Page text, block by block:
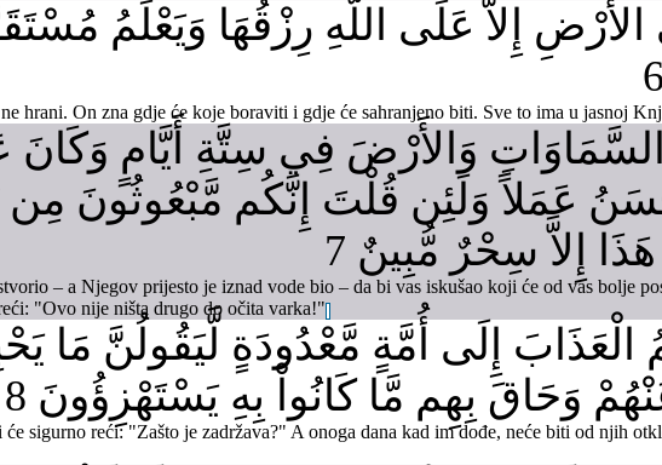
إِلاَّ عَلَى اللّهِ رِزْقُهَا وَيَعْلَمُ
hrani. On zna gdje će koje boraviti i gdje će sahranjeno biti. Sve to ima u jasnoj
وَالأَرْضَ فِي سِتَّةِ أَيَّامٍ وَكَانَ
عَمَلاً وَلَئِن قُلْتَ إِنَّكُم مَّبْعُوثُونَ مِن
إِلاَّ سِحْرٌ مُّبِينٌ 7
– a Njegov prijesto je iznad vode bio – da bi vas iskušao koji će od vas bolje
"Ovo nije ništa drugo do očita varka!"
الْعَذَابَ إِلَى أُمَّةٍ مَّعْدُودَةٍ لَّيَقُولُنَّ مَا
وَحَاقَ بِهِم مَّا كَانُواْ بِهِ يَسْتَهْزِؤُونَ 8
sigurno reći: "Zašto je zadržava?" A onoga dana kad im dođe, neće biti od njih